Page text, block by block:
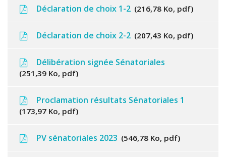
Déclaration de choix 1-2 216,78 Ko, pdf
Déclaration de choix 2-2 207,43 Ko, pdf
Délibération signée Sénatoriales
251,39 Ko, pdf
Proclamation résultats Sénatoriales 1
173,97 Ko, pdf
PV sénatoriales 2023 546,78 Ko, pdf